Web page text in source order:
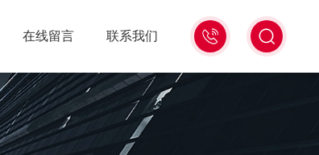
18516586104
微
在线留言 联系我们